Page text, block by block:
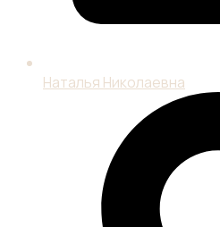
Наталья Николаевна